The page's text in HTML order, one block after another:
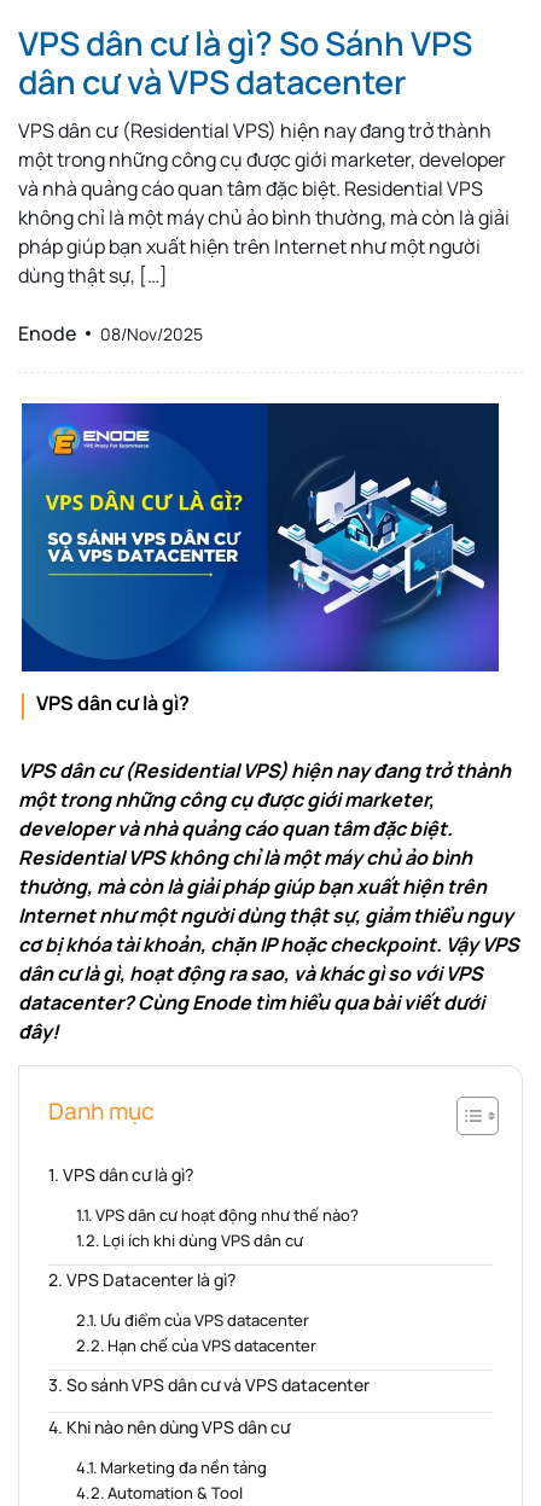
VPS dân cư là gì? So Sánh VPS
dân cư và VPS datacenter
VPS dân cư (Residential VPS) hiện nay đang trở thành
một trong những công cụ được giới marketer, developer
và nhà quảng cáo quan tâm đặc biệt. Residential VPS
không chỉ là một máy chủ ảo bình thường, mà còn là giải
pháp giúp bạn xuất hiện trên Internet như một người
dùng thật sự, […]
Enode 08/Nov/2025
VPS dân cư là gì?
VPS dân cư (Residential VPS) hiện nay đang trở thành
một trong những công cụ được giới marketer,
developer và nhà quảng cáo quan tâm đặc biệt.
Residential VPS không chỉ là một máy chủ ảo bình
thường, mà còn là giải pháp giúp bạn xuất hiện trên
Internet như một người dùng thật sự, giảm thiểu nguy
cơ bị khóa tài khoản, chặn IP hoặc checkpoint. Vậy VPS
dân cư là gì, hoạt động ra sao, và khác gì so với VPS
datacenter? Cùng Enode tìm hiểu qua bài viết dưới
đây!
Danh mục
VPS dân cư là gì?
VPS dân cư hoạt động như thế nào?
Lợi ích khi dùng VPS dân cư
VPS Datacenter là gì?
Ưu điểm của VPS datacenter
Hạn chế của VPS datacenter
So sánh VPS dân cư và VPS datacenter
Khi nào nên dùng VPS dân cư
Marketing đa nền tảng
Automation & Tool